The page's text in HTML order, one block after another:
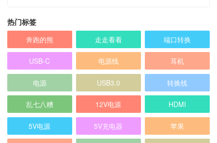
热门标签
奔跑的熊 走走看看 端口转换
USB-C 电源线 耳机
电源 USB3.0 转换线
乱七八糟 12V电源 HDMI
5V电源 5V充电器 苹果